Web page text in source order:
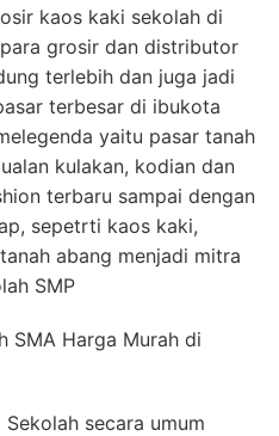
kaos kaki sekolah di
grosir dan distributor
terlebih dan juga jadi
terbesar di ibukota
yaitu pasar tanah
kulakan, kodian dan
terbaru sampai dengan
sepetrti kaos kaki,
abang menjadi mitra
SMP
SMA Harga Murah di
secara umum